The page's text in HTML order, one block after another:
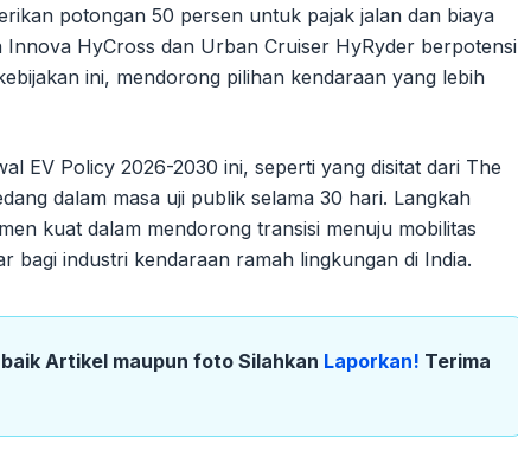
potongan 50 persen untuk pajak jalan dan biaya
HyCross dan Urban Cruiser HyRyder berpotensi
ini, mendorong pilihan kendaraan yang lebih
EV Policy 2026-2030 ini, seperti yang disitat dari The
dalam masa uji publik selama 30 hari. Langkah
kuat dalam mendorong transisi menuju mobilitas
bagi industri kendaraan ramah lingkungan di India.
Artikel maupun foto Silahkan Laporkan! Terima